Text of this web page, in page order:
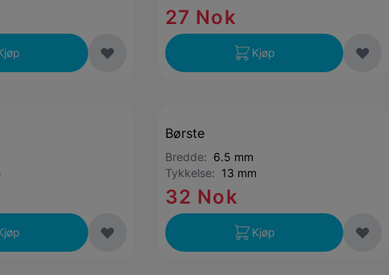
27 Nok
Kjøp
Børste
Bredde: 6.5 mm
Tykkelse: 13 mm
32 Nok
Kjøp